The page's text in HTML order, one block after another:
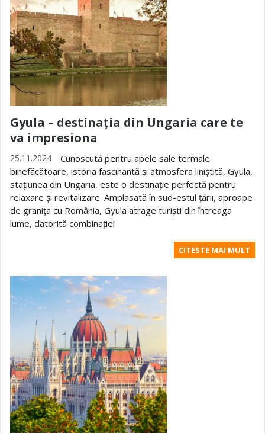
Gyula – destinația din Ungaria care te
va impresiona
25.11.2024
Cunoscută pentru apele sale termale
binefăcătoare, istoria fascinantă și atmosfera liniștită, Gyula,
stațiunea din Ungaria, este o destinație perfectă pentru
relaxare și revitalizare. Amplasată în sud-estul țării, aproape
de granița cu România, Gyula atrage turiști din întreaga
lume, datorită combinației
CITESTE MAI MULT